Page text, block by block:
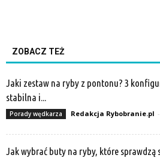
ZOBACZ TEŻ
Jaki zestaw na ryby z pontonu? 3
stabilna i...
Porady wędkarza Redakcja Rybobranie.pl -
Jak wybrać buty na ryby, które sprawdzą